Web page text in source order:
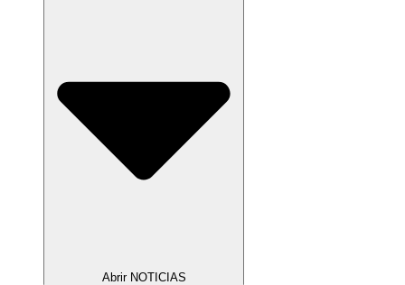
Abrir NOTICIAS